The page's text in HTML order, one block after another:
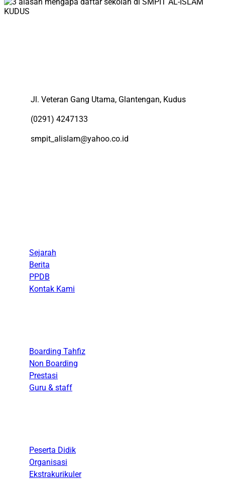
Jl. Veteran Gang Utama, Glantengan, Kudus
(0291) 4247133
smpit_alislam@yahoo.co.id
Sejarah
Berita
PPDB
Kontak Kami
Boarding Tahfiz
Non Boarding
Prestasi
Guru & staff
Peserta Didik
Organisasi
Ekstrakurikuler